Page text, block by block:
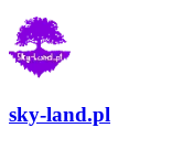
sky-land.pl